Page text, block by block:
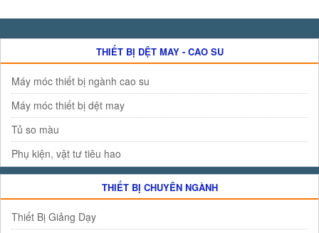
THIẾT BỊ DỆT MAY - CAO SU
Máy móc thiết bị ngành cao su
Máy móc thiết bị dệt may
Tủ so màu
Phụ kiện, vật tư tiêu hao
THIẾT BỊ CHUYÊN NGÀNH
Thiết Bị Giảng Dạy